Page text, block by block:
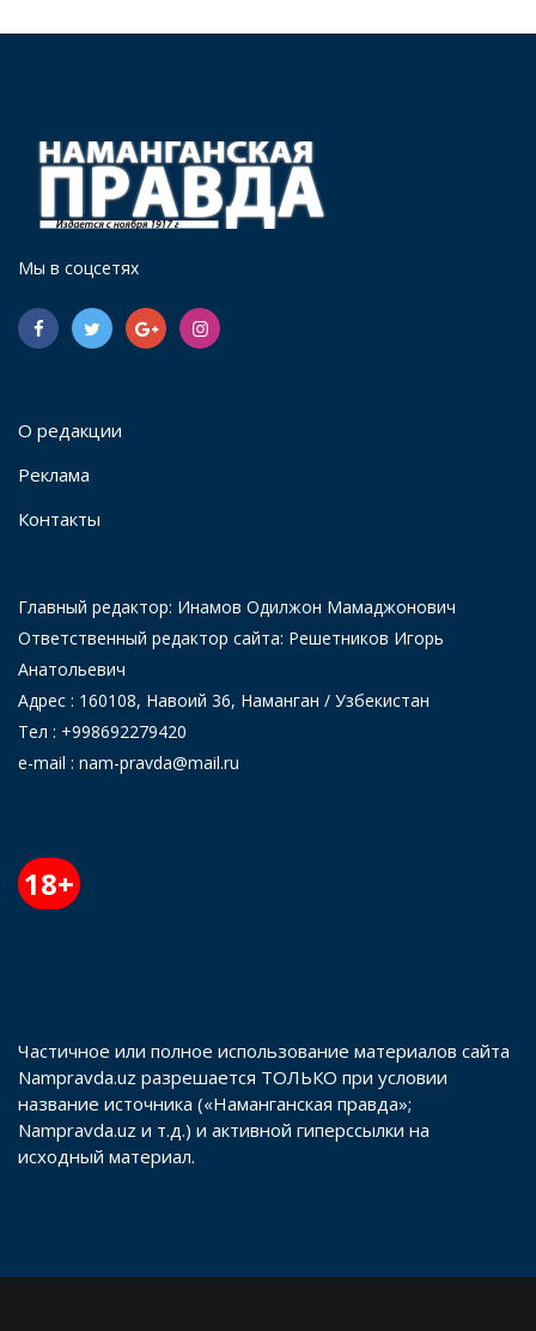
Мы в соцсетях
О редакции
Реклама
Контакты
Главный редактор: Инамов Одилжон Мамаджонович
Ответственный редактор сайта: Решетников Игорь
Анатольевич
Адрес : 160108, Навоий 36, Наманган / Узбекистан
Тел : +998692279420
e-mail : nam-pravda@mail.ru
18+
Частичное или полное использование материалов сайта
Nampravda.uz разрешается ТОЛЬКО при условии
название источника («Наманганская правда»;
Nampravda.uz и т.д.) и активной гиперссылки на
исходный материал.